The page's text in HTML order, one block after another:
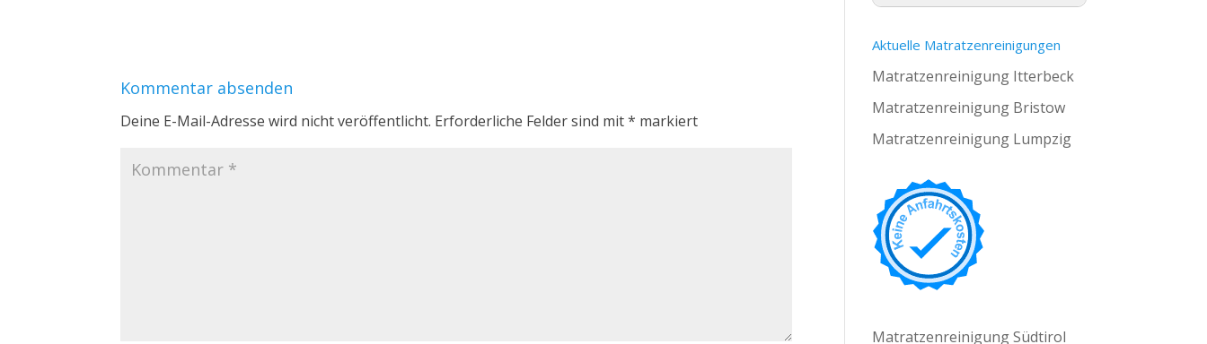
Kommentar absenden
Deine E-Mail-Adresse wird nicht veröffentlicht. Erforderliche Felder sind mit* markiert
Aktuelle Matratzenreinigungen
Matratzenreinigung Itterbeck
Matratzenreinigung Bristow
Matratzenreinigung Lumpzig
Matratzenreinigung Südtirol